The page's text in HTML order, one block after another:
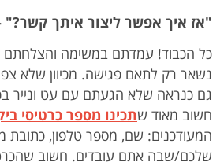
"אז איך אפשר ליצור איתך
כל הכבוד! עמדתם במשימה והצלחתם
נשאר רק לתאם פגישה. מכיוון שלא
גם כנראה שלא הגעתם עם עט ונייר
חשוב מאוד שתכינו מספר כרטיסי
המעודכנים: שם, מספר טלפון, כתובת
שלכם/שבה אתם עובדים. חשוב